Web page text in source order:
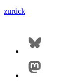
zurück